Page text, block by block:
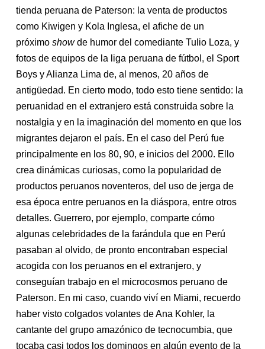
tienda peruana de Paterson: la venta de productos
como Kiwigen y Kola Inglesa, el afiche de un
próximo showde humor del comediante Tulio Loza, y
fotos de equipos de la liga peruana de fútbol, el Sport
Boys y Alianza Lima de, al menos, 20 años de
antigüedad. En cierto modo, todo esto tiene sentido: la
peruanidad en el extranjero está construida sobre la
nostalgia y en la imaginación del momento en que los
migrantes dejaron el país. En el caso del Perú fue
principalmente en los 80, 90, e inicios del 2000. Ello
crea dinámicas curiosas, como la popularidad de
productos peruanos noventeros, del uso de jerga de
esa época entre peruanos en la diáspora, entre otros
detalles. Guerrero, por ejemplo, comparte cómo
algunas celebridades de la farándula que en Perú
pasaban al olvido, de pronto encontraban especial
acogida con los peruanos en el extranjero, y
conseguían trabajo en el microcosmos peruano de
Paterson. En mi caso, cuando viví en Miami, recuerdo
haber visto colgados volantes de Ana Kohler, la
cantante del grupo amazónico de tecnocumbia, que
tocaba casi todos los domingos en algún evento de la